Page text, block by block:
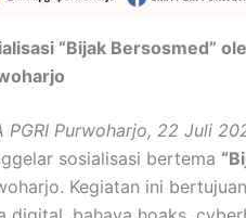
“Bijak Bersosmed”
PGRI Purwoharjo, 22 Juli
sosialisasi bertema
Kegiatan ini